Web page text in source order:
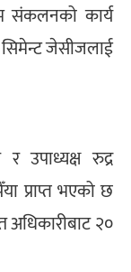
संकलनको कार्य
सिमेन्ट जेसीजलाई
उपाध्यक्ष रुद्र
प्राप्त भएको छ
अधिकारीबाट २०